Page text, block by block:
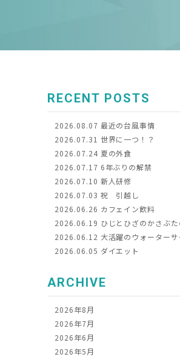
RECENT POSTS
2026.08.07 最近の台風事情
2026.07.31 世界に一つ！？
2026.07.24 夏の外食
2026.07.17 6年ぶりの解禁
2026.07.10 新人研修
2026.07.03 祝 引越し
2026.06.26 カフェイン飲料
2026.06.19 ひじとひざのかさぶ
2026.06.12 大活躍のウォーター
2026.06.05 ダイエット
ARCHIVE
2026年8月
2026年7月
2026年6月
2026年5月